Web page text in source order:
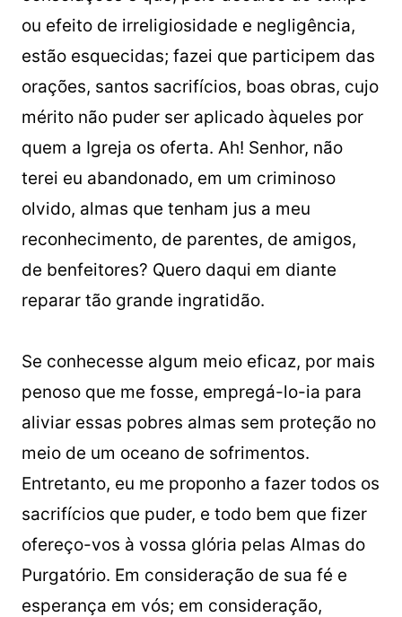
ou efeito de irreligiosidade e negligência,
estão esquecidas; fazei que participem das
orações, santos sacrifícios, boas obras, cujo
mérito não puder ser aplicado àqueles por
quem a Igreja os oferta. Ah! Senhor, não
terei eu abandonado, em um criminoso
olvido, almas que tenham jus a meu
reconhecimento, de parentes, de amigos,
de benfeitores? Quero daqui em diante
reparar tão grande ingratidão.
Se conhecesse algum meio eficaz, por mais
penoso que me fosse, empregá-lo-ia para
aliviar essas pobres almas sem proteção no
meio de um oceano de sofrimentos.
Entretanto, eu me proponho a fazer todos os
sacrifícios que puder, e todo bem que fizer
ofereço-vos à vossa glória pelas Almas do
Purgatório. Em consideração de sua fé e
esperança em vós; em consideração,